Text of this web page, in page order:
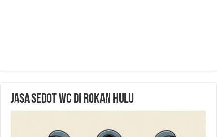
Jasa Sedot WC di Rokan Hulu